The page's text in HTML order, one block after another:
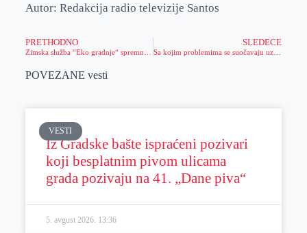
Autor: Redakcija radio televizije Santos
PRETHODNO SLEDEĆE
POVEZANE vesti
VESTI
Iz Gradske bašte ispraćeni pozivari
koji besplatnim pivom ulicama
grada pozivaju na 41. „Dane piva“
5. avgust 2026. 13:36